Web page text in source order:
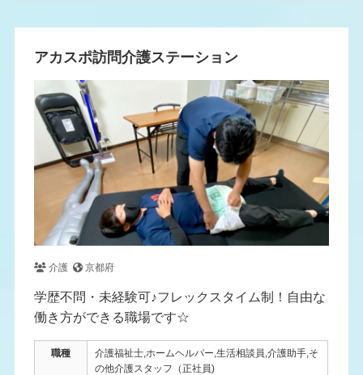
アカスポ訪問介護ステーション
介護 京都府
学歴不問・未経験可♪フレックスタイム制！自由な
働き方ができる職場です☆
職種
介護福祉士,ホームヘルパー,生活相談員,介護助手,そ
の他介護スタッフ（正社員)